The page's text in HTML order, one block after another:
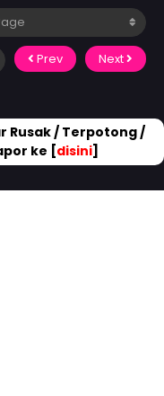
Prev Next
Rusak / Terpotong /
ke [disini]